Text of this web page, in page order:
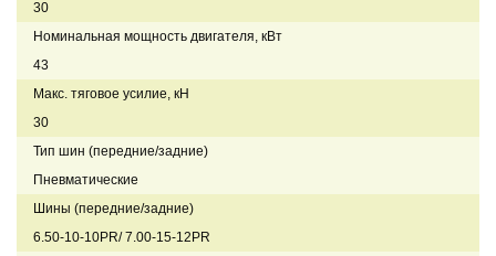
30
Номинальная мощность двигателя, кВт
43
Макс. тяговое усилие, кН
30
Тип шин (передние/задние)
Пневматические
Шины (передние/задние)
6.50-10-10PR/ 7.00-15-12PR